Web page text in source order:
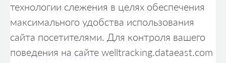
Конференция проходит с 25
по 27 октября 2017 года.
Подробнее о конференции:
https://www.esri-
технологии слежения в целях обеспечения
максимального удобства использования
сайта посетителями. Для контроля вашего
поведения на сайте welltracking.dataeast.com